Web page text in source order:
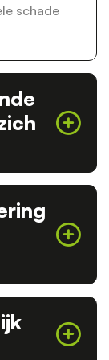
schade